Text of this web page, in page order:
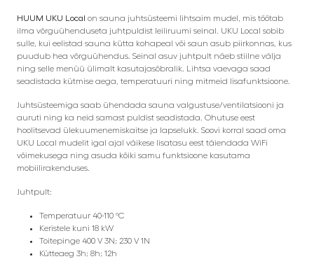
HUUM UKU Local on sauna juhtsüsteemi lihtsaim mudel, mis töötab
ilma võrguühenduseta juhtpuldist leiliruumi seinal. UKU Local sobib
sulle, kui eelistad sauna kütta kohapeal või saun asub piirkonnas, kus
puudub hea võrguühendus. Seinal asuv juhtpult näeb stiilne välja
ning selle menüü ülimalt kasutajasõbralik. Lihtsa vaevaga saad
seadistada kütmise aega, temperatuuri ning mitmeid lisafunktsioone.
Juhtsüsteemiga saab ühendada sauna valgustuse/ventilatsiooni ja
auruti ning ka neid samast puldist seadistada. Ohutuse eest
hoolitsevad ülekuumenemiskaitse ja lapselukk. Soovi korral saad oma
UKU Local mudelit igal ajal väikese lisatasu eest täiendada WiFi
võimekusega ning asuda kõiki samu funktsioone kasutama
mobiilirakenduses.
Juhtpult:
Temperatuur 40-110 ºC
Keristele kuni 18 kW
Toitepinge 400 V 3N; 230 V 1N
Kütteaeg 3h; 8h; 12h